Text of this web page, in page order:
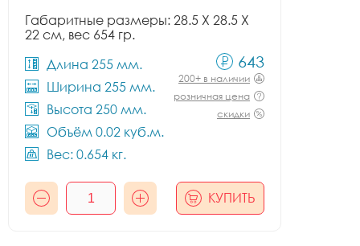
Габаритные размеры: 28.5 X 28.5 X
22 см, вес 654 гр.
Длина 255 мм.
Ширина 255 мм.
Высота 250 мм.
Объём 0.02 куб.м.
Вес: 0.654 кг.
643
200+ в наличии
розничная цена
скидки
КУПИТЬ